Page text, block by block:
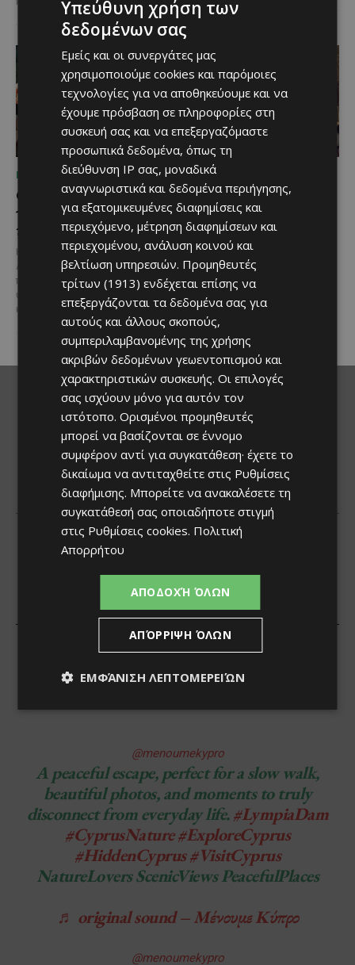
ΠΟΥ ΝΑ ΠΑΣ
Ο Αύγουστος στην Πάφο
γεμίζει μουσική, σινεμά
και πολιτισμό
Η Πάφος υποδέχεται τον
Αύγουστο με ένα πλούσιο
πρόγραμμα εκδηλώσεων που
υπόσχεται να χαρίσει μοναδικές
καλοκαιρινές εμπειρίες σε...
ΠΟΥ ΝΑ ΠΑΣ
Τα παιδιά βλέπουν
ταινίες κάτω από τ’
αστέρια στο Βοτανικό
Πάρκο Φασούλας
Αν ψάχνεις μια ξεχωριστή
καλοκαιρινή έξοδο για όλη την
οικογένεια, τότε το Βοτανικό
Πάρκο Φασούλας στη Λεμεσό
συνεχίζει...
Υπεύθυνη χρήση των
δεδομένων σας
Εμείς και οι συνεργάτες μας
χρησιμοποιούμε cookies και παρόμοιες
τεχνολογίες για να αποθηκεύουμε και να
έχουμε πρόσβαση σε πληροφορίες στη
συσκευή σας και να επεξεργαζόμαστε
προσωπικά δεδομένα, όπως τη
διεύθυνση IP σας, μοναδικά
αναγνωριστικά και δεδομένα περιήγησης,
για εξατομικευμένες διαφημίσεις και
περιεχόμενο, μέτρηση διαφημίσεων και
περιεχομένου, ανάλυση κοινού και
βελτίωση υπηρεσιών. Προμηθευτές
τρίτων (1913) ενδέχεται επίσης να
επεξεργάζονται τα δεδομένα σας για
αυτούς και άλλους σκοπούς,
συμπεριλαμβανομένης της χρήσης
ακριβών δεδομένων γεωεντοπισμού και
χαρακτηριστικών συσκευής. Οι επιλογές
σας ισχύουν μόνο για αυτόν τον
ιστότοπο. Ορισμένοι προμηθευτές
μπορεί να βασίζονται σε έννομο
συμφέρον αντί για συγκατάθεση· έχετε το
δικαίωμα να αντιταχθείτε στις Ρυθμίσεις
διαφήμισης. Μπορείτε να ανακαλέσετε τη
συγκατάθεσή σας οποιαδήποτε στιγμή
στις Ρυθμίσεις cookies. Πολιτική
Απορρήτου
ΑΠΟΔΟΧΉ ΌΛΩΝ
ΑΠΌΡΡΙΨΗ ΌΛΩΝ
ΕΜΦΆΝΙΣΗ ΛΕΠΤΟΜΕΡΕΙΏΝ